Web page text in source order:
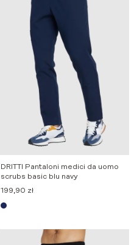
DRITTI Pantaloni medici da uomo
scrubs basic blu navy
199,90 zł